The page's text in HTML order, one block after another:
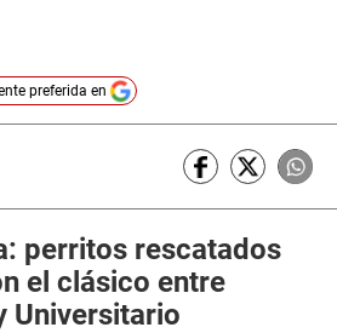
preferida en
perritos rescatados
el clásico entre
Universitario